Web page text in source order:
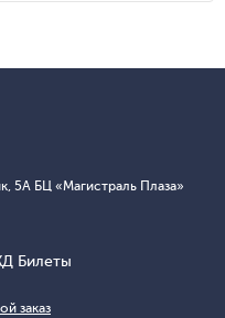
5А БЦ «Магистраль Плаза»
Билеты
заказ